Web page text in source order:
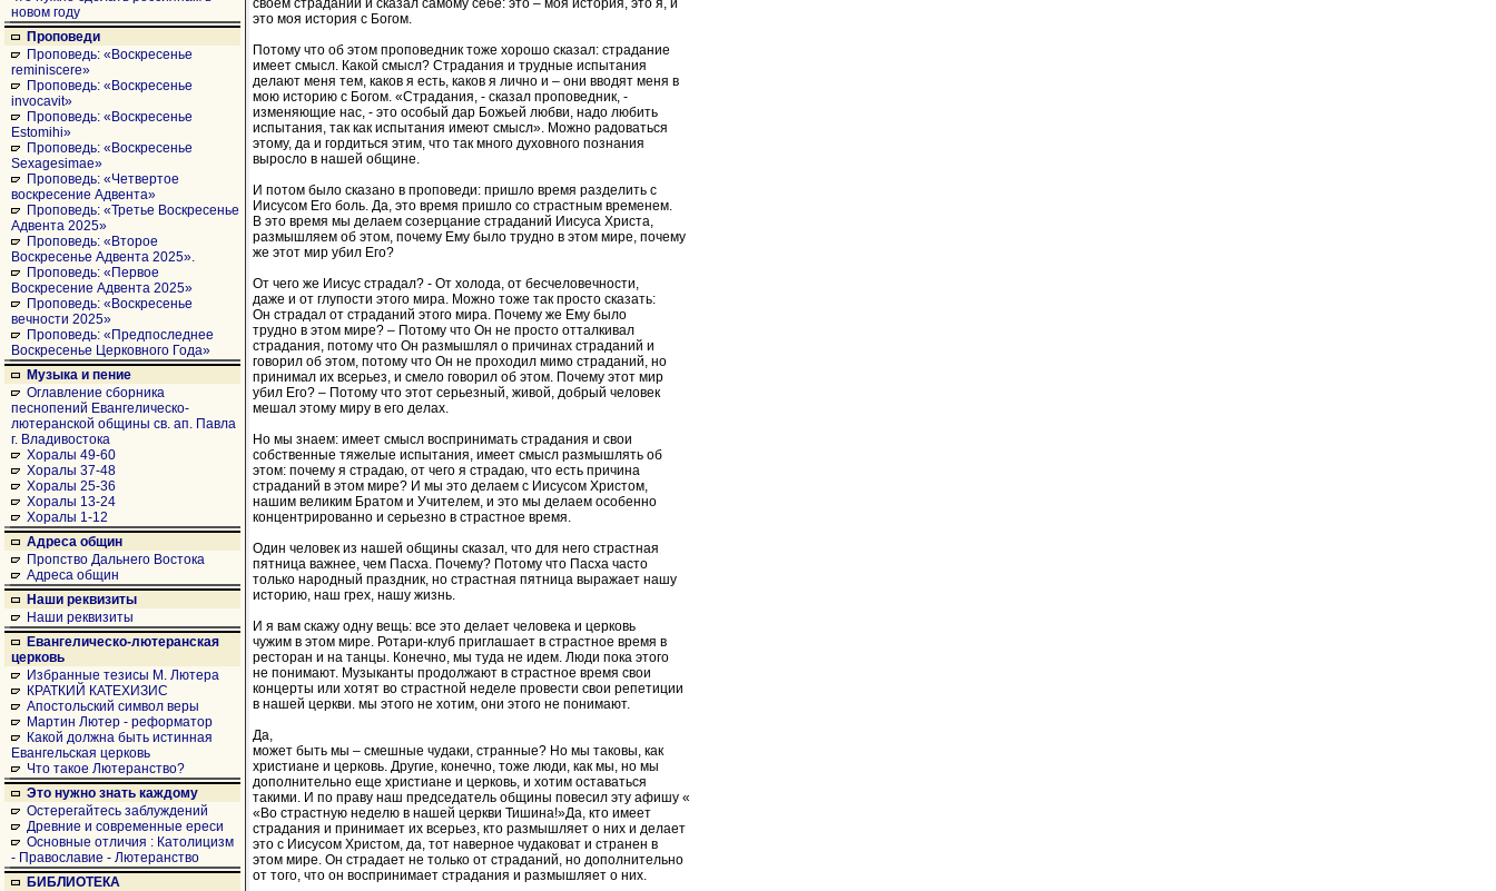
новом году
Проповеди
Проповедь: «Воскресенье
reminiscere»
Проповедь: «Воскресенье
invocavit»
Проповедь: «Воскресенье
Estomihi»
Проповедь: «Воскресенье
Sexagesimae»
Проповедь: «Четвертое
воскресение Адвента»
Проповедь: «Третье Воскресенье
Адвента 2025»
Проповедь: «Второе
Воскресенье Адвента 2025».
Проповедь: «Первое
Воскресение Адвента 2025»
Проповедь: «Воскресенье
вечности 2025»
Проповедь: «Предпоследнее
Воскресенье Церковного Года»
Музыка и пение
Оглавление сборника
песнопений Евангелическо-
лютеранской общины св. ап. Павла
г. Владивостока
Хоралы 49-60
Хоралы 37-48
Хоралы 25-36
Хоралы 13-24
Хоралы 1-12
Адреса общин
Пропство Дальнего Востока
Адреса общин
Наши реквизиты
Наши реквизиты
Евангелическо-лютеранская
церковь
Избранные тезисы М. Лютера
КРАТКИЙ КАТЕХИЗИС
Апостольский символ веры
Мартин Лютер - реформатор
Какой должна быть истинная
Евангельская церковь
Что такое Лютеранство?
Это нужно знать каждому
Остерегайтесь заблуждений
Древние и современные ереси
Основные отличия : Католицизм
- Православие - Лютеранство
БИБЛИОТЕКА
своем страдании и сказал самому себе: это – моя история, это я, и
это моя история с Богом.
Потому что об этом проповедник тоже хорошо сказал: страдание
имеет смысл. Какой смысл? Страдания и трудные испытания
делают меня тем, каков я есть, каков я лично и – они вводят меня в
мою историю с Богом. «Страдания, - сказал проповедник, -
изменяющие нас, - это особый дар Божьей любви, надо любить
испытания, так как испытания имеют смысл». Можно радоваться
этому, да и гордиться этим, что так много духовного познания
выросло в нашей общине.
И потом было сказано в проповеди: пришло время разделить с
Иисусом Его боль. Да, это время пришло со страстным временем.
В это время мы делаем созерцание страданий Иисуса Христа,
размышляем об этом, почему Ему было трудно в этом мире, почему
же этот мир убил Его?
От чего же Иисус страдал? - От холода, от бесчеловечности,
даже и от глупости этого мира. Можно тоже так просто сказать:
Он страдал от страданий этого мира. Почему же Ему было
трудно в этом мире? – Потому что Он не просто отталкивал
страдания, потому что Он размышлял о причинах страданий и
говорил об этом, потому что Он не проходил мимо страданий, но
принимал их всерьез, и смело говорил об этом. Почему этот мир
убил Его? – Потому что этот серьезный, живой, добрый человек
мешал этому миру в его делах.
Но мы знаем: имеет смысл воспринимать страдания и свои
собственные тяжелые испытания, имеет смысл размышлять об
этом: почему я страдаю, от чего я страдаю, что есть причина
страданий в этом мире? И мы это делаем с Иисусом Христом,
нашим великим Братом и Учителем, и это мы делаем особенно
концентрированно и серьезно в страстное время.
Один человек из нашей общины сказал, что для него страстная
пятница важнее, чем Пасха. Почему? Потому что Пасха часто
только народный праздник, но страстная пятница выражает нашу
историю, наш грех, нашу жизнь.
И я вам скажу одну вещь: все это делает человека и церковь
чужим в этом мире. Ротари-клуб приглашает в страстное время в
ресторан и на танцы. Конечно, мы туда не идем. Люди пока этого
не понимают. Музыканты продолжают в страстное время свои
концерты или хотят во страстной неделе провести свои репетиции
в нашей церкви. мы этого не хотим, они этого не понимают.
Да,
может быть мы – смешные чудаки, странные? Но мы таковы, как
христиане и церковь. Другие, конечно, тоже люди, как мы, но мы
дополнительно еще христиане и церковь, и хотим оставаться
такими. И по праву наш председатель общины повесил эту афишу «
«Во страстную неделю в нашей церкви Тишина!»Да, кто имеет
страдания и принимает их всерьез, кто размышляет о них и делает
это с Иисусом Христом, да, тот наверное чудаковат и странен в
этом мире. Он страдает не только от страданий, но дополнительно
от того, что он воспринимает страдания и размышляет о них.